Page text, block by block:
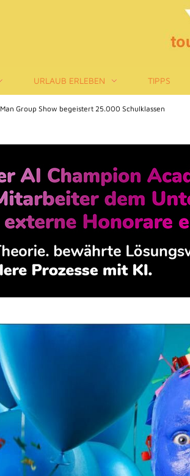
URLAUB ERLEBEN TIPPS
Group Show begeistert 25.000 Schulklassen